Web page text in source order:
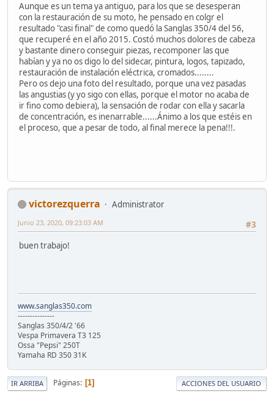
Aunque es un tema ya antiguo, para los que se desesperan
con la restauración de su moto, he pensado en colgr el
resultado "casi final" de como quedó la Sanglas 350/4 del 56,
que recuperé en el año 2015. Costó muchos dolores de cabeza
y bastante dinero conseguir piezas, recomponer las que
habían y ya no os digo lo del sidecar, pintura, logos, tapizado,
restauración de instalación eléctrica, cromados........
Pero os dejo una foto del resultado, porque una vez pasadas
las angustias (y yo sigo con ellas, porque el motor no acaba de
ir fino como debiera), la sensación de rodar con ella y sacarla
de concentración, es inenarrable......Ánimo a los que estéis en
el proceso, que a pesar de todo, al final merece la pena!!!.
victorezquerra
Administrator
#3
Junio 23, 2020, 09:23:03 AM
buen trabajo!
www.sanglas350.com
---------------
Sanglas 350/4/2 '66
Vespa Primavera T3 125
Ossa "Pepsi" 250T
Yamaha RD 350 31K
IR ARRIBA Páginas 1 ACCIONES DEL USUARIO